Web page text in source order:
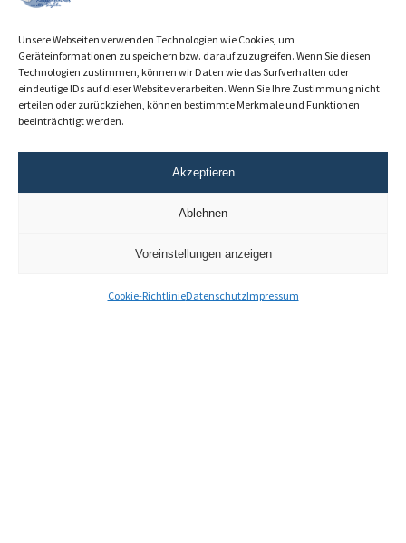
Unsere Webseiten verwenden Technologien wie Cookies, um
Geräteinformationen zu speichern bzw. darauf zuzugreifen. Wenn Sie diesen
Technologien zustimmen, können wir Daten wie das Surfverhalten oder
eindeutige IDs auf dieser Website verarbeiten. Wenn Sie Ihre Zustimmung nicht
erteilen oder zurückziehen, können bestimmte Merkmale und Funktionen
beeinträchtigt werden.
Akzeptieren
Ablehnen
Voreinstellungen anzeigen
Cookie-RichtlinieDatenschutzImpressum
Dezember 2025
Oktober 2025(26)
September 2025(2)
Mai 2025(1)
Frühere Reisen